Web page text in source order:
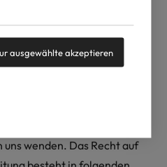
ausgewählte akzeptieren
Hierzu sowie zu weiteren
Daten können Sie
der Verarbeitung
der Verarbeitung
zu verlangen. Hierzu
wenden. Das Recht auf